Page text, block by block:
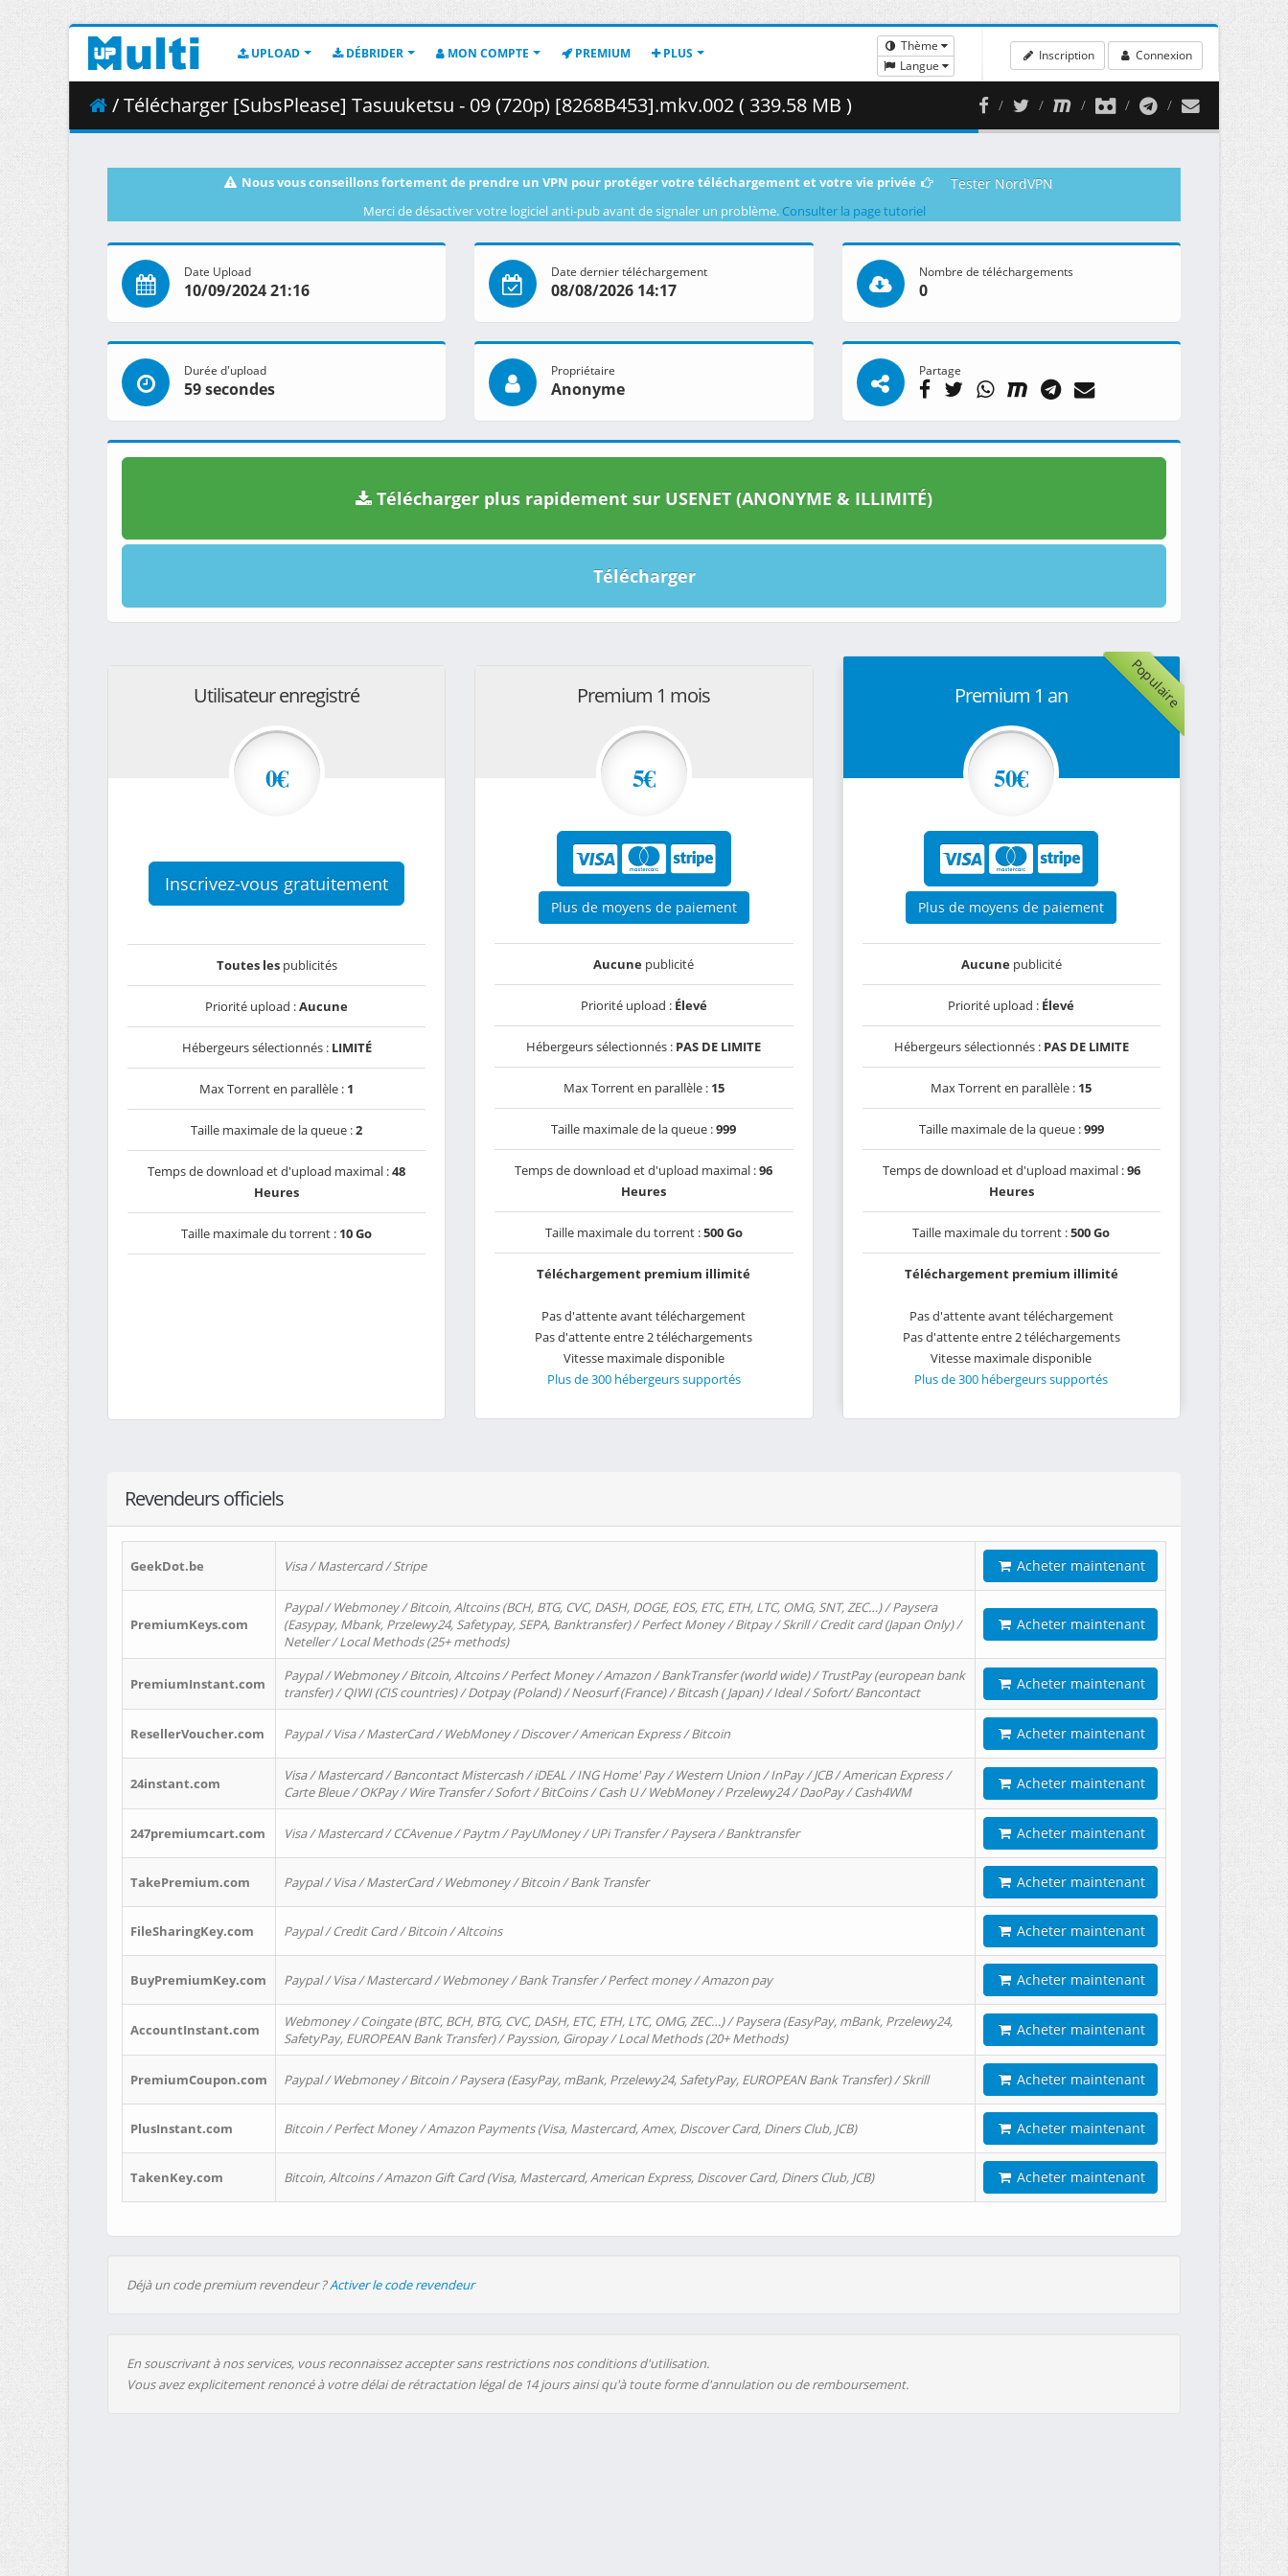
UPLOAD DÉBRIDER MON COMPTE PREMIUM PLUS
Thème
Langue
Inscription Connexion
/ Télécharger [SubsPlease] Tasuuketsu - 09 (720p) [8268B453].mkv.002 ( 339.58 MB )
Nous vous conseillons fortement de prendre un VPN pour protéger votre téléchargement et votre vie privée Tester NordVPN
Merci de désactiver votre logiciel anti-pub avant de signaler un problème. Consulter la page tutoriel
Date Upload
10/09/2024 21:16
Date dernier téléchargement
08/08/2026 14:17
Nombre de téléchargements
0
Durée d'upload
59 secondes
Propriétaire
Anonyme
Partage
Télécharger plus rapidement sur USENET (ANONYME & ILLIMITÉ)
Télécharger
Utilisateur enregistré
0€
Inscrivez-vous gratuitement
Toutes lespublicités
Priorité upload :Aucune
Hébergeurs sélectionnés : LIMITÉ
Max Torrent en parallèle : 1
Taille maximale de la queue :2
Temps de download et d'upload maximal :48
Heures
Taille maximale du torrent : 10 Go
Premium 1 mois
5€
Plus de moyens de paiement
Aucune publicité
Priorité upload : Élevé
Hébergeurs sélectionnés : PAS DE LIMITE
Max Torrent en parallèle : 15
Taille maximale de la queue :999
Temps de download et d'upload maximal :96
Heures
Taille maximale du torrent :500 Go
Téléchargement premium illimité
Pas d'attente avant téléchargement
Pas d'attente entre 2 téléchargements
Vitesse maximale disponible
Plus de 300 hébergeurs supportés
Populaire
Premium 1 an
50€
Plus de moyens de paiement
Aucunepublicité
Priorité upload : Élevé
Hébergeurs sélectionnés : PAS DE LIMITE
Max Torrent en parallèle : 15
Taille maximale de la queue :999
Temps de download et d'upload maximal :96
Heures
Taille maximale du torrent :500 Go
Téléchargement premium illimité
Pas d'attente avant téléchargement
Pas d'attente entre 2 téléchargements
Vitesse maximale disponible
Plus de 300 hébergeurs supportés
Revendeurs officiels
GeekDot.be Visa / Mastercard / Stripe Acheter maintenant
PremiumKeys.com
Paypal / Webmoney / Bitcoin, Altcoins (BCH, BTG, CVC, DASH, DOGE, EOS, ETC, ETH, LTC, OMG, SNT, ZEC…) / Paysera
(Easypay, Mbank, Przelewy24, Safetypay, SEPA, Banktransfer) / Perfect Money / Bitpay / Skrill / Credit card (Japan Only) /
Neteller / Local Methods (25+ methods)
Acheter maintenant
PremiumInstant.com
Paypal / Webmoney / Bitcoin, Altcoins / Perfect Money / Amazon / BankTransfer (world wide) / TrustPay (european bank
transfer) / QIWI (CIS countries) / Dotpay (Poland) / Neosurf (France) / Bitcash ( Japan) / Ideal / Sofort/ Bancontact
Acheter maintenant
ResellerVoucher.com Paypal / Visa / MasterCard / WebMoney / Discover / American Express / Bitcoin Acheter maintenant
24instant.com
Visa / Mastercard / Bancontact Mistercash / iDEAL / ING Home' Pay / Western Union / InPay / JCB / American Express /
Carte Bleue / OKPay / Wire Transfer / Sofort / BitCoins / Cash U / WebMoney / Przelewy24 / DaoPay / Cash4WM
Acheter maintenant
247premiumcart.com Visa / Mastercard / CCAvenue / Paytm / PayUMoney / UPi Transfer / Paysera / Banktransfer Acheter maintenant
TakePremium.com Paypal / Visa / MasterCard / Webmoney / Bitcoin / Bank Transfer Acheter maintenant
FileSharingKey.com Paypal / Credit Card / Bitcoin / Altcoins Acheter maintenant
BuyPremiumKey.com Paypal / Visa / Mastercard / Webmoney / Bank Transfer / Perfect money / Amazon pay Acheter maintenant
AccountInstant.com
Webmoney / Coingate (BTC, BCH, BTG, CVC, DASH, ETC, ETH, LTC, OMG, ZEC…) / Paysera (EasyPay, mBank, Przelewy24,
SafetyPay, EUROPEAN Bank Transfer) / Payssion, Giropay / Local Methods (20+ Methods)
Acheter maintenant
PremiumCoupon.com Paypal / Webmoney / Bitcoin / Paysera (EasyPay, mBank, Przelewy24, SafetyPay, EUROPEAN Bank Transfer) / Skrill Acheter maintenant
PlusInstant.com Bitcoin / Perfect Money / Amazon Payments (Visa, Mastercard, Amex, Discover Card, Diners Club, JCB) Acheter maintenant
TakenKey.com Bitcoin, Altcoins / Amazon Gift Card (Visa, Mastercard, American Express, Discover Card, Diners Club, JCB) Acheter maintenant
Déjà un code premium revendeur ?Activer le code revendeur
En souscrivant à nos services, vous reconnaissez accepter sans restrictions nos conditions d'utilisation.
Vous avez explicitement renoncé à votre délai de rétractation légal de 14 jours ainsi qu'à toute forme d'annulation ou de remboursement.